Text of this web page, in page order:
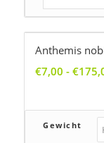
Anthemis
€7,00 - €
Gewicht